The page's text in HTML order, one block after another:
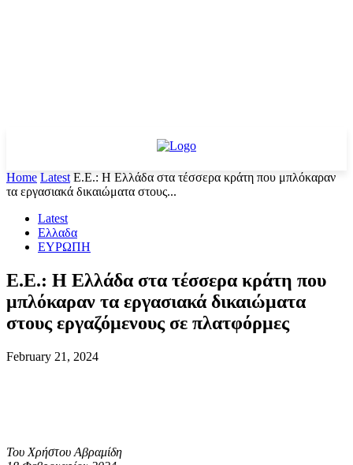
Home Latest Ε.Ε.: Η Ελλάδα στα τέσσερα κράτη που μπλόκαραν
τα εργασιακά δικαιώματα στους...
Latest
Ελλαδα
ΕΥΡΩΠΗ
Ε.Ε.: Η Ελλάδα στα τέσσερα κράτη που
μπλόκαραν τα εργασιακά δικαιώματα
στους εργαζόμενους σε πλατφόρμες
February 21, 2024
Του Χρήστου Αβραμίδη